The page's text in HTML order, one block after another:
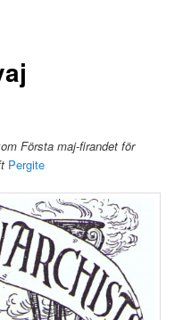
Första maj-firandet för
Pergite